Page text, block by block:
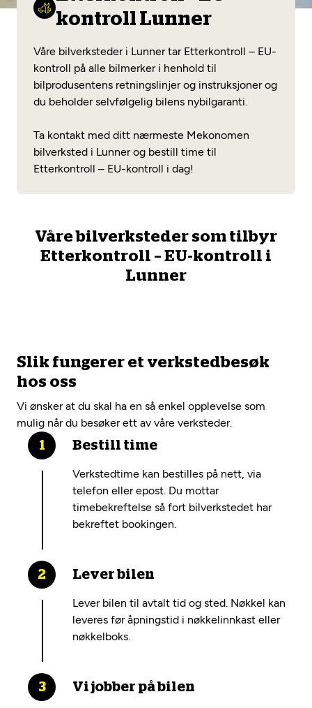
Diagnose/Feilsøking
Se alle (52) tjenester her
Mekonomen Bilkonto
Les mer
Fritt verkstedvalg
Mobilitetsgaranti
Nybilgaranti og fabrikkgaranti
Opprett en konto
kontroll Lunner
Våre bilverksteder i Lunner tar Etterkontroll – EU-
kontroll på alle bilmerker i henhold til
bilprodusentens retningslinjer og instruksjoner og
du beholder selvfølgelig bilens nybilgaranti.
Ta kontakt med ditt nærmeste Mekonomen
bilverksted i Lunner og bestill time til
Etterkontroll – EU-kontroll i dag!
Våre bilverksteder som tilbyr
Etterkontroll – EU-kontroll i
Lunner
Slik fungerer et verkstedbesøk
hos oss
Vi ønsker at du skal ha en så enkel opplevelse som
mulig når du besøker ett av våre verksteder.
Bestill time
Verkstedtime kan bestilles på nett, via
telefon eller epost. Du mottar
timebekreftelse så fort bilverkstedet har
bekreftet bookingen.
Lever bilen
Lever bilen til avtalt tid og sted. Nøkkel kan
leveres før åpningstid i nøkkelinnkast eller
nøkkelboks.
Vi jobber på bilen